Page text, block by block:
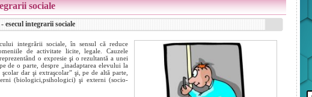
sociale
esecul integrarii sociale
integrării sociale, în sensul că reduce
de activitate licite, legale. Cauzele
o expresie şi o rezultantă a unei
de o parte, despre „inadaptarea elevului la
dar şi extraşcolar” şi, pe de altă parte,
(biologici,psihologici) şi externi (socio-